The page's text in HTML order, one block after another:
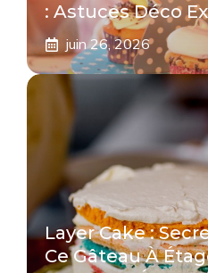
: Astuces Déco
juin 26, 2026
Layer Cake :
Ce Gâteau À